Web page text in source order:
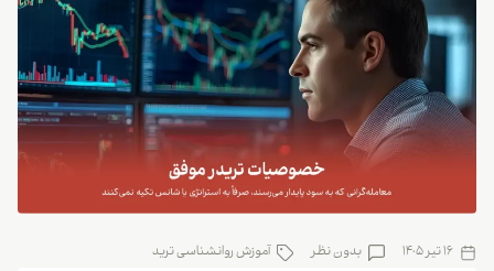
16 تیر 1405 بدون نظر آموزش روانشناسی ترید